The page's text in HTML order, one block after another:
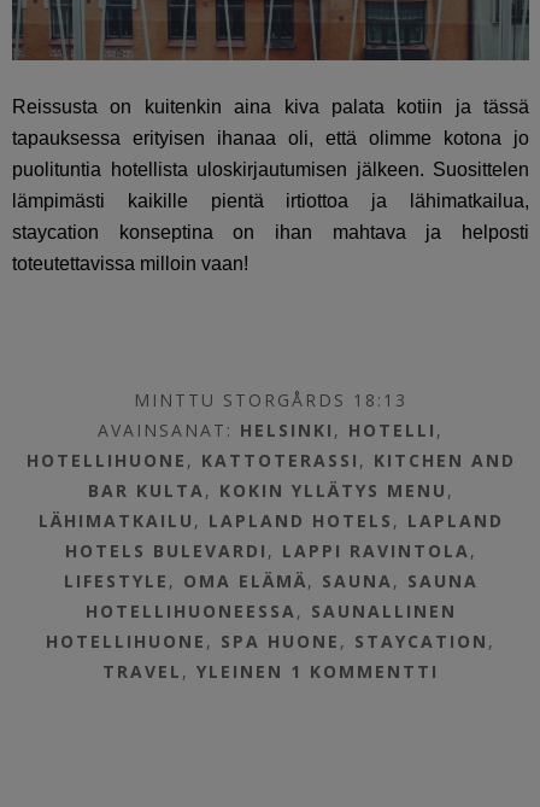
Reissusta on kuitenkin aina kiva palata kotiin ja tässä
tapauksessa erityisen ihanaa oli, että olimme kotona jo
puolituntia hotellista uloskirjautumisen jälkeen. Suosittelen
lämpimästi kaikille pientä irtiottoa ja lähimatkailua,
staycation konseptina on ihan mahtava ja helposti
toteutettavissa milloin vaan!
MINTTU STORGÅRDS 18:13
AVAINSANAT: HELSINKI , HOTELLI ,
HOTELLIHUONE , KATTOTERASSI , KITCHEN AND
BAR KULTA , KOKIN YLLÄTYS MENU ,
LÄHIMATKAILU , LAPLAND HOTELS , LAPLAND
HOTELS BULEVARDI , LAPPI RAVINTOLA ,
LIFESTYLE , OMA ELÄMÄ, SAUNA , SAUNA
HOTELLIHUONEESSA , SAUNALLINEN
HOTELLIHUONE , SPA HUONE , STAYCATION ,
TRAVEL ,YLEINEN 1 KOMMENTTI